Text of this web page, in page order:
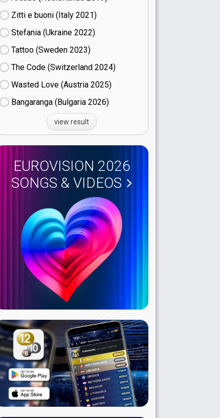
Zitti e buoni​ (Italy
21)
Stefania (Ukraine
22)
Tattoo (Sweden
23)
The Code (Switzerland
24)
Wasted Love (Austria
25)
Bangaranga (Bulgaria
26)
view result
EUROVISION 2026
SONGS & VIDEOS